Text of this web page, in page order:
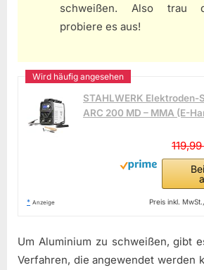
schweißen. Also trau
probiere es aus!
STAHLWERK
ARC 200 MD – MMA (E-
* Anzeige Preis inkl.
Um Aluminium zu schweißen, gibt
Verfahren, die angewendet werden